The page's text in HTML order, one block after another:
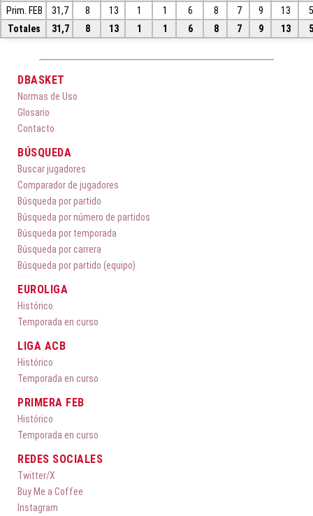
Prim. FEB
31,7 8 13 1 1 6 8 7 9 13
Totales
31,7 8 13 1 1 6 8 7 9 13
DBASKET
Normas de Uso
Glosario
Contacto
BÚSQUEDA
Buscar jugadores
Comparador de jugadores
Búsqueda por partido
Búsqueda por número de partidos
Búsqueda por temporada
Búsqueda por carrera
Búsqueda por partido (equipo)
EUROLIGA
Histórico
Temporada en curso
LIGA ACB
Histórico
Temporada en curso
PRIMERA FEB
Histórico
Temporada en curso
REDES SOCIALES
Twitter/X
Buy Me a Coffee
Instagram